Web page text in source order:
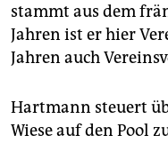
stammt aus dem
Jahren ist er hier
Jahren auch
Hartmann steuert
Wiese auf den Pool